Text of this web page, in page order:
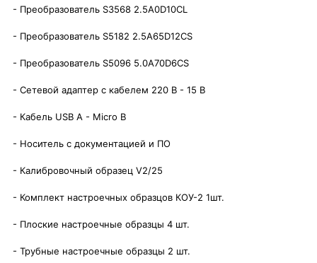
- Преобразователь S3568 2.5A0D10CL
- Преобразователь S5182 2.5A65D12CS
- Преобразователь S5096 5.0A70D6CS
- Сетевой адаптер с кабелем 220 В - 15 В
- Кабель USB A - Micro B
- Носитель с документацией и ПО
- Калибровочный образец V2/25
- Комплект настроечных образцов КОУ-2 1шт.
- Плоские настроечные образцы 4 шт.
- Трубные настроечные образцы 2 шт.